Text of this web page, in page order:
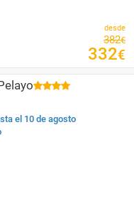
desde
382€
332€
el 10 de agosto